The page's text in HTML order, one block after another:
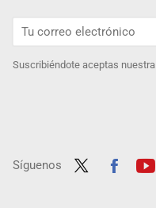
Suscribiéndote aceptas nuestra
Síguenos